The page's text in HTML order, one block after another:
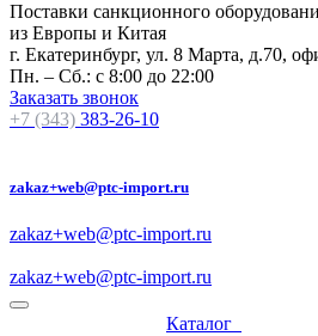
Поставки санкционного
из Европы и Китая
г. Екатеринбург, ул. 8 Марта, д.70,
Пн. – Сб.: с 8:00 до 22:00
Заказать звонок
+7 (343) 383-26-10
zakaz+web@ptc-import.ru
zakaz+web@ptc-import.ru
zakaz+web@ptc-import.ru
Каталог